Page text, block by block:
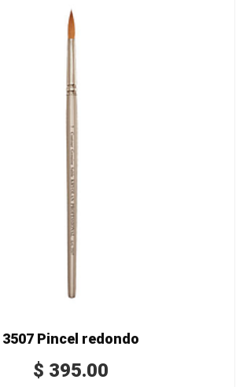
3507 Pincel redondo
$ 395.00